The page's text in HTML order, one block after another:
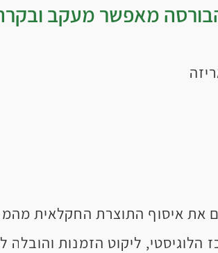
מאפשר מעקב
את איסוף התוצרת החקלאית
ליקוט הזמנות והובלה